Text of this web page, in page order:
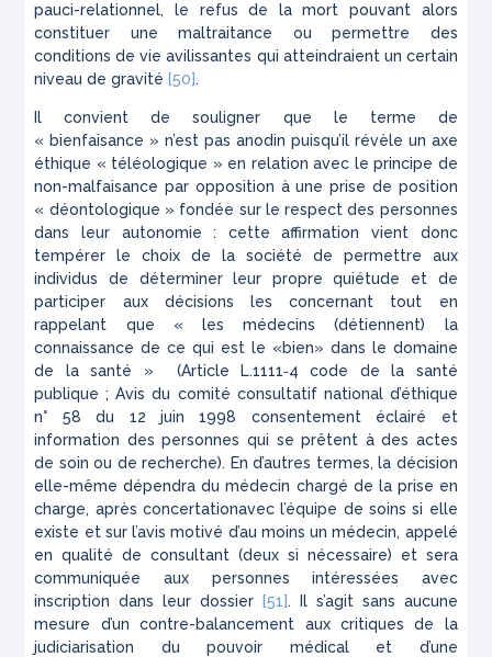
pauci-relationnel, le refus de la mort pouvant alors
constituer une maltraitance ou permettre des
conditions de vie avilissantes qui atteindraient un certain
niveau de gravité [50].
Il convient de souligner que le terme de
« bienfaisance » n’est pas anodin puisqu’il révèle un axe
éthique « téléologique » en relation avec le principe de
non-malfaisance par opposition à une prise de position
« déontologique » fondée sur le respect des personnes
dans leur autonomie : cette affirmation vient donc
tempérer le choix de la société de permettre aux
individus de déterminer leur propre quiétude et de
participer aux décisions les concernant tout en
rappelant que « les médecins (détiennent) la
connaissance de ce qui est le «bien» dans le domaine
de la santé » (Article L.1111‑4 code de la santé
publique ; Avis du comité consultatif national d’éthique
n° 58 du 12 juin 1998 consentement éclairé et
information des personnes qui se prêtent à des actes
de soin ou de recherche). En d’autres termes, la décision
elle-même dépendra du médecin chargé de la prise en
charge, après concertationavec l’équipe de soins si elle
existe et sur l’avis motivé d’au moins un médecin, appelé
en qualité de consultant (deux si nécessaire) et sera
communiquée aux personnes intéressées avec
inscription dans leur dossier
[51]. Il s’agit sans aucune
mesure d’un contre-balancement aux critiques de la
judiciarisation du pouvoir médical et d’une